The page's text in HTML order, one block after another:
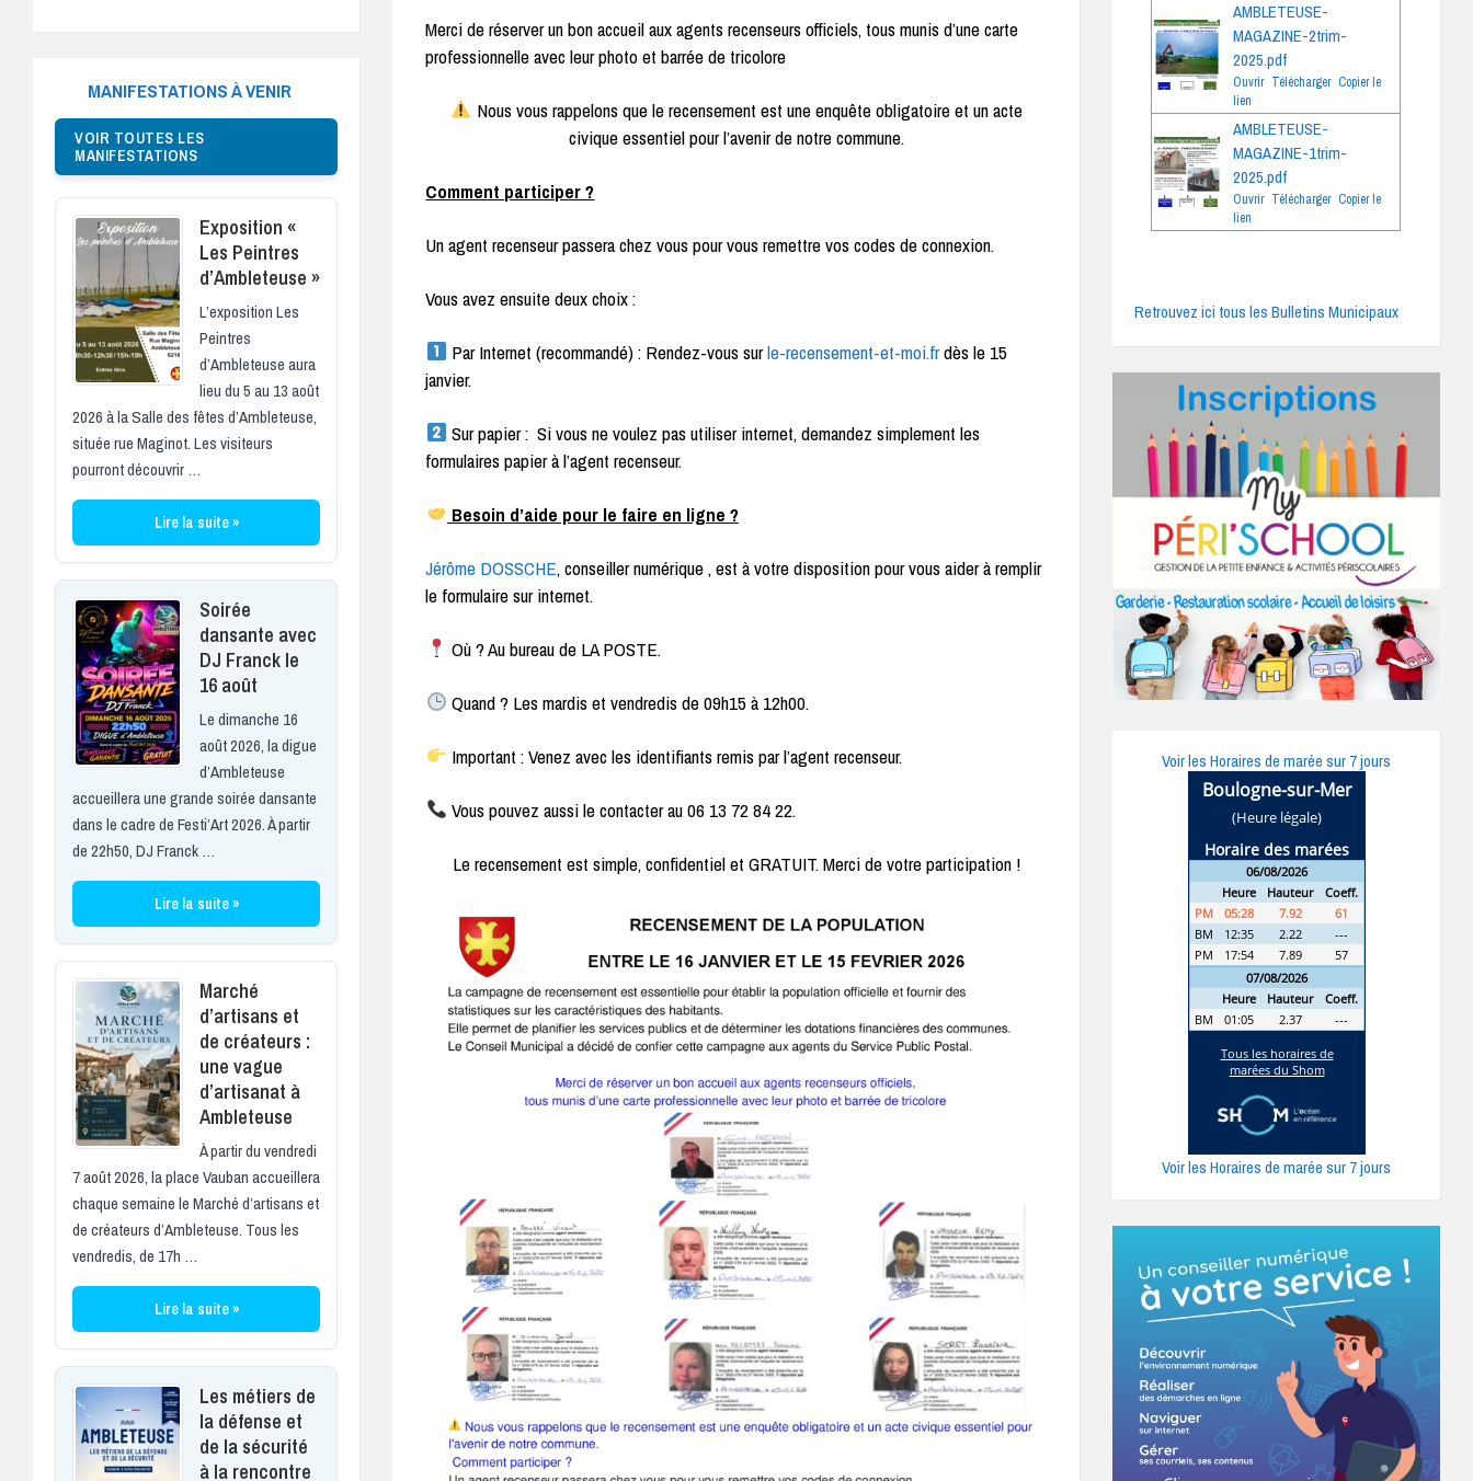
Merci de réserver un bon accueil aux agents recenseurs officiels, tous munis d’une carte
professionnelle avec leur photo et barrée de tricolore
Nous vous rappelons que le recensement est une enquête obligatoire et un acte
civique essentiel pour l’avenir de notre commune.
Comment participer ?
Un agent recenseur passera chez vous pour vous remettre vos codes de connexion.
Vous avez ensuite deux choix :
Par Internet (recommandé) : Rendez-vous surle-recensement-et-moi.frdès le 15
janvier.
Sur papier : Si vous ne voulez pas utiliser internet, demandez simplement les
formulaires papier à l’agent recenseur.
Besoin d’aide pour le faire en ligne ?
Jérôme DOSSCHE, conseiller numérique , est à votre disposition pour vous aider à remplir
le formulaire sur internet.
Où ? Au bureau de LA POSTE.
Quand ? Les mardis et vendredis de 09h15 à 12h00.
Important : Venez avec les identifiants remis par l’agent recenseur.
Vous pouvez aussi le contacter au 06 13 72 84 22.
Le recensement est simple, confidentiel et GRATUIT. Merci de votre participation !
MANIFESTATIONS À VENIR
VOIR TOUTES LES
MANIFESTATIONS
Exposition «
Les Peintres
d’Ambleteuse »
L’exposition Les
Peintres
d’Ambleteuse aura
lieu du 5 au 13 août
2026 à la Salle des fêtes d’Ambleteuse,
située rue Maginot. Les visiteurs
pourront découvrir …
Lire la suite »
Soirée
dansante avec
DJ Franck le
16 août
Le dimanche 16
août 2026, la digue
d’Ambleteuse
accueillera une grande soirée dansante
dans le cadre de Festi’Art 2026. À partir
de 22h50, DJ Franck …
Lire la suite »
Marché
d’artisans et
de créateurs :
une vague
d’artisanat à
Ambleteuse
À partir du vendredi
7 août 2026, la place Vauban accueillera
chaque semaine le Marché d’artisans et
de créateurs d’Ambleteuse. Tous les
vendredis, de 17h …
Lire la suite »
Les métiers de
la défense et
de la sécurité
à la rencontre
AMBLETEUSE-
MAGAZINE-2trim-
2025.pdf
Ouvrir Télécharger Copier le
lien
AMBLETEUSE-
MAGAZINE-1trim-
2025.pdf
Ouvrir Télécharger Copier le
lien
Retrouvez ici tous les Bulletins Municipaux
Voir les Horaires de marée sur 7 jours
Voir les Horaires de marée sur 7 jours